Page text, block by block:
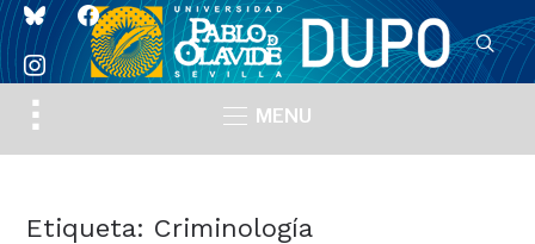
blueskyfacebook
instagram
Toggle
sidebar
MENU
Etiqueta: Criminología